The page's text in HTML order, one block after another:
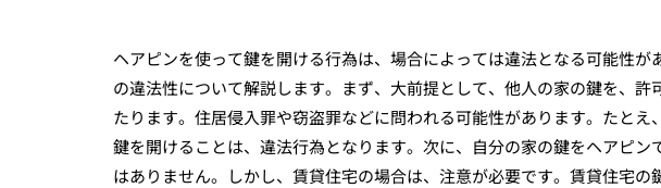
ヘアピンを使って鍵を開ける行為は、場合によっては違法となる可能性
の違法性について解説します。まず、大前提として、他人の家の鍵を、
たります。住居侵入罪や窃盗罪などに問われる可能性があります。たとえ
鍵を開けることは、違法行為となります。次に、自分の家の鍵をヘアピ
はありません。しかし、賃貸住宅の場合は、注意が必要です。賃貸住宅